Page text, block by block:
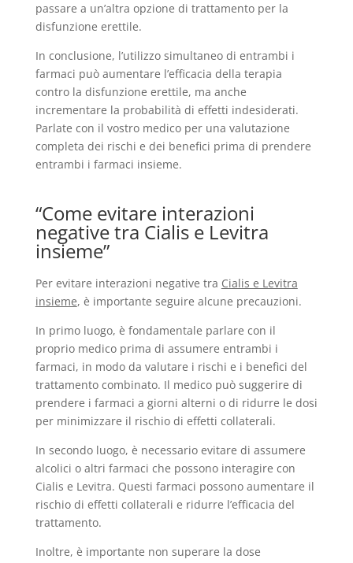
passare a un’altra opzione di trattamento per la
disfunzione erettile.
In conclusione, l’utilizzo simultaneo di entrambi i
farmaci può aumentare l’efficacia della terapia
contro la disfunzione erettile, ma anche
incrementare la probabilità di effetti indesiderati.
Parlate con il vostro medico per una valutazione
completa dei rischi e dei benefici prima di prendere
entrambi i farmaci insieme.
“Come evitare interazioni
negative tra Cialis e Levitra
insieme”
Per evitare interazioni negative tra Cialis e Levitra
insieme, è importante seguire alcune precauzioni.
In primo luogo, è fondamentale parlare con il
proprio medico prima di assumere entrambi i
farmaci, in modo da valutare i rischi e i benefici del
trattamento combinato. Il medico può suggerire di
prendere i farmaci a giorni alterni o di ridurre le dosi
per minimizzare il rischio di effetti collaterali.
In secondo luogo, è necessario evitare di assumere
alcolici o altri farmaci che possono interagire con
Cialis e Levitra. Questi farmaci possono aumentare il
rischio di effetti collaterali e ridurre l’efficacia del
trattamento.
Inoltre, è importante non superare la dose